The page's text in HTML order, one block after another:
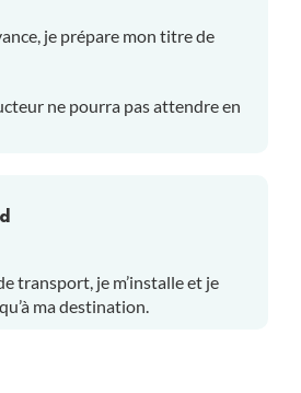
je prépare mon titre de
ne pourra pas attendre en
transport, je m’installe et je
ma destination.